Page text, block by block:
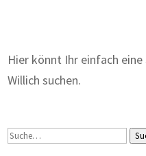
Hier könnt Ihr einfach
Willich suchen.
Suche